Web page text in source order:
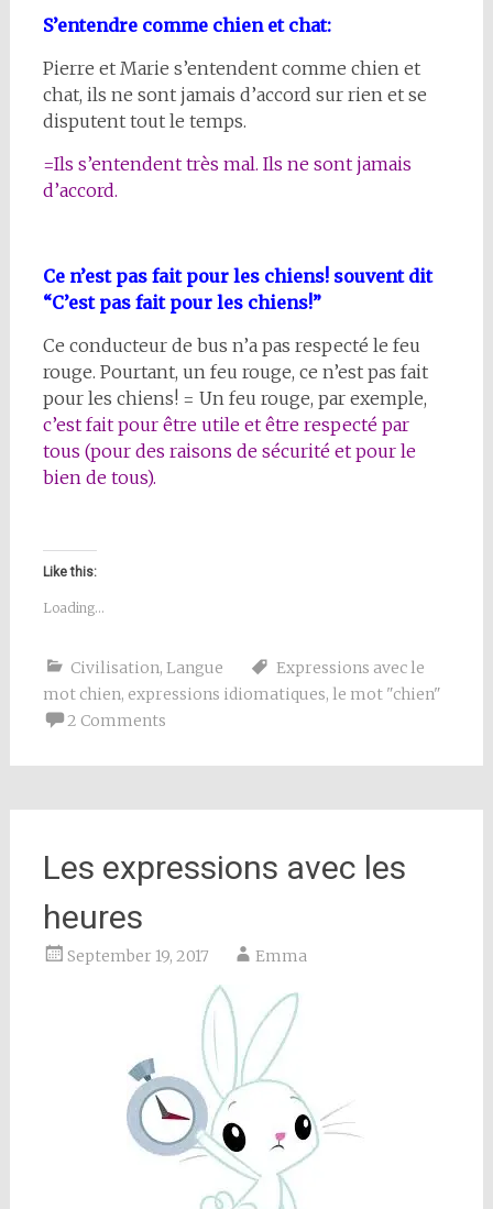
S’entendre comme chien et chat:
Pierre et Marie s’entendent comme chien et
chat, ils ne sont jamais d’accord sur rien et se
disputent tout le temps.
=Ils s’entendent très mal. Ils ne sont jamais
d’accord.
Ce n’est pas fait pour les chiens! souvent dit
“C’est pas fait pour les chiens!”
Ce conducteur de bus n’a pas respecté le feu
rouge. Pourtant, un feu rouge, ce n’est pas fait
pour les chiens! = Un feu rouge, par exemple,
c’est fait pour être utile et être respecté par
tous (pour des raisons de sécurité et pour le
bien de tous).
Like this:
Loading...
Civilisation, Langue
Expressions avec le
mot chien, expressions idiomatiques, le mot "chien"
2 Comments
Les expressions avec les
heures
September 19, 2017 Emma